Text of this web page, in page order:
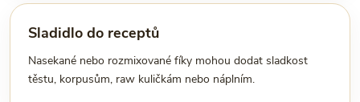
Sladidlo do receptů
Nasekané nebo rozmixované fíky mohou dodat sladkost
těstu, korpusům, raw kuličkám nebo náplním.